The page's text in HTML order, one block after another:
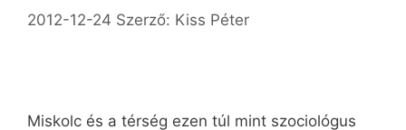
2012-12-24 Szerző: Kiss Péter
Miskolc és a térség ezen túl mint szociológus